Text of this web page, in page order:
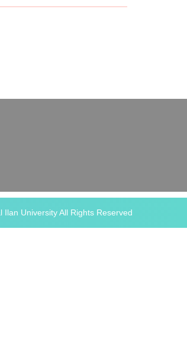
University All Rights Reserved